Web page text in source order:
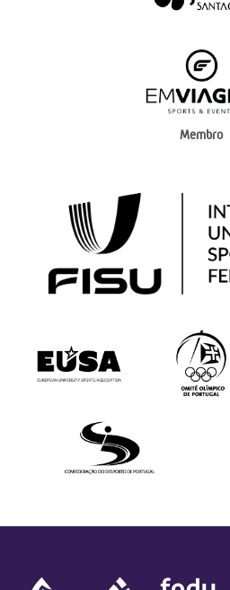
Membro